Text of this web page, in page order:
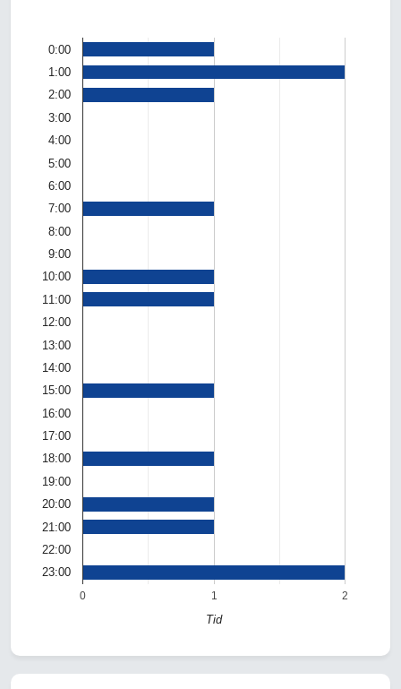
0 1 2
0:00
1:00
2:00
3:00
4:00
5:00
6:00
7:00
8:00
9:00
10:00
11:00
12:00
13:00
14:00
15:00
16:00
17:00
18:00
19:00
20:00
21:00
22:00
23:00
Tid